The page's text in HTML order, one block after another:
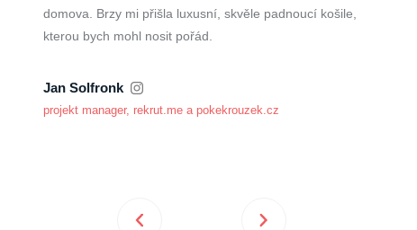
domova. Brzy mi přišla luxusní, skvěle padnoucí košile,
kterou bych mohl nosit pořád.
Jan Solfronk
projekt manager, rekrut.me a pokekrouzek.cz